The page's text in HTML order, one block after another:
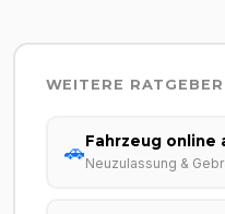
WEITERE
🚗Fahrzeug online
Neuzulassung &